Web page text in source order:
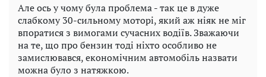
Але ось у чому була проблема - так це в дуже
слабкому 30-сильному моторі, який аж ніяк не міг
впоратися з вимогами сучасних водіїв. Зважаючи
на те, що про бензин тоді ніхто особливо не
замислювався, економічним автомобіль назвати
можна було з натяжкою.